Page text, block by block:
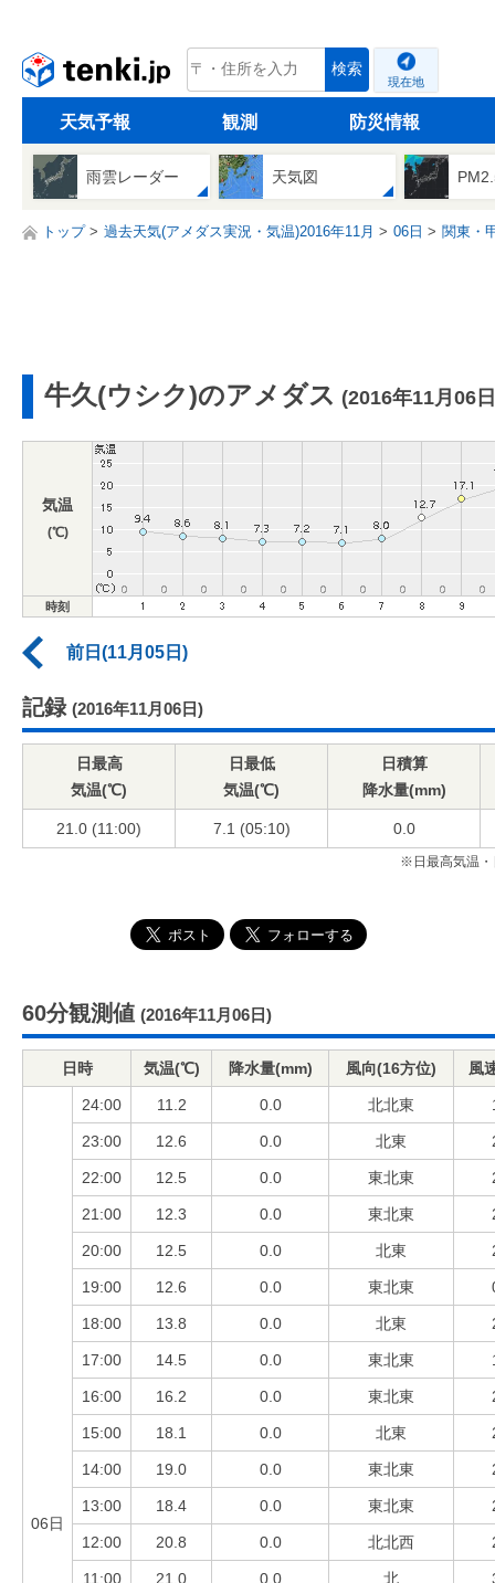
tenki.jp 検索
現在地
天気予報 観測 防災情報
雨雲レーダー 天気図
トップ 過去天気(アメダス実況・気温)2016年11月 06日 関東・
牛久(ウシク)のアメダス (2016年11月06
気温
(℃)
時刻
前日(11月05日)
記録 (2016年11月06日)
日最高
気温(℃)
日最低
気温(℃)
日積算
降水量(mm)
21.0 (11:00) 7.1 (05:10) 0.0
※日最高気温・
60分観測値 (2016年11月06日)
日時 気温(℃) 降水量(mm) 風向(16方位) 風
06日
24:00 11.2 0.0 北北東
23:00 12.6 0.0 北東
22:00 12.5 0.0 東北東
21:00 12.3 0.0 東北東
20:00 12.5 0.0 北東
19:00 12.6 0.0 東北東
18:00 13.8 0.0 北東
17:00 14.5 0.0 東北東
16:00 16.2 0.0 東北東
15:00 18.1 0.0 北東
14:00 19.0 0.0 東北東
13:00 18.4 0.0 東北東
12:00 20.8 0.0 北北西
11:00 21.0 0.0 北